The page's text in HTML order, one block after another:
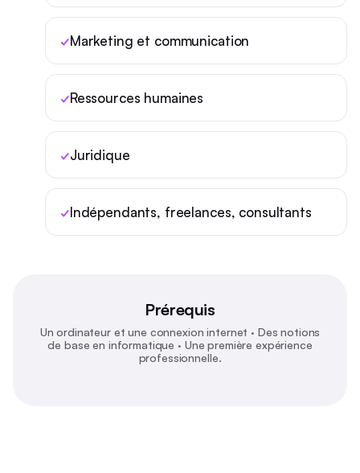
Marketing et communication
Ressources humaines
Juridique
Indépendants, freelances, consultants
Prérequis
Un ordinateur et une connexion internet · Des notions
de base en informatique · Une première expérience
professionnelle.